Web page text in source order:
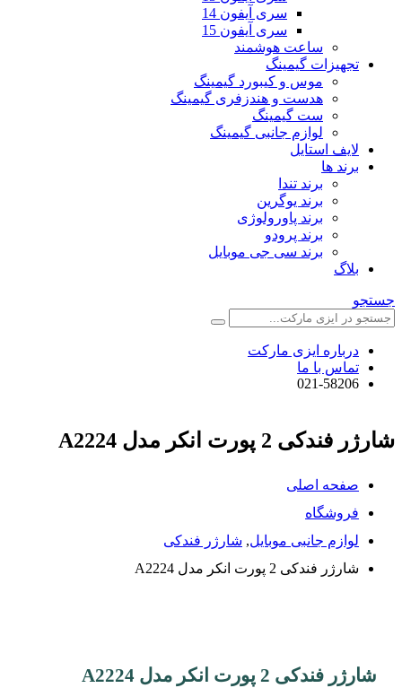
سری آیفون 14
سری آیفون 15
ساعت هوشمند
تجهیزات گیمینگ
موس و کیبورد گیمینگ
هدست و هندزفری گیمینگ
ست گیمینگ
لوازم جانبی گیمینگ
لایف استایل
برند ها
برند تندا
برند یوگرین
برند پاورولوژی
برند پرودو
برند سی جی موبایل
بلاگ
جستجو
درباره ایزی مارکت
تماس با ما
021-58206
شارژر فندکی 2 پورت انکر مدل A2224
صفحه اصلی
فروشگاه
لوازم جانبی موبایل, شارژر فندکی
شارژر فندکی 2 پورت انکر مدل A2224
شارژر فندکی 2 پورت انکر مدل A2224